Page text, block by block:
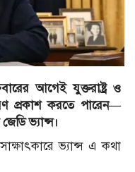
আগেই যুক্তরাষ্ট্র ও
প্রকাশ করতে পারেন—
ভ্যান্স।
ভ্যান্স এ কথা